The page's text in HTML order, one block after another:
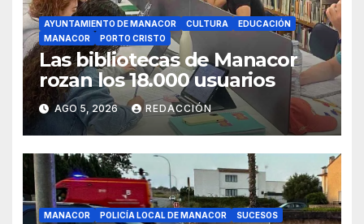
AYUNTAMIENTO DE MANACOR CULTURA
EDUCACIÓN
MANACOR
PORTO CRISTO
Las bibliotecas de Manacor
rozan los 18.000 usuarios
AGO 5, 2026 REDACCIÓN
MANACOR POLICÍA LOCAL DE MANACOR SUCESOS